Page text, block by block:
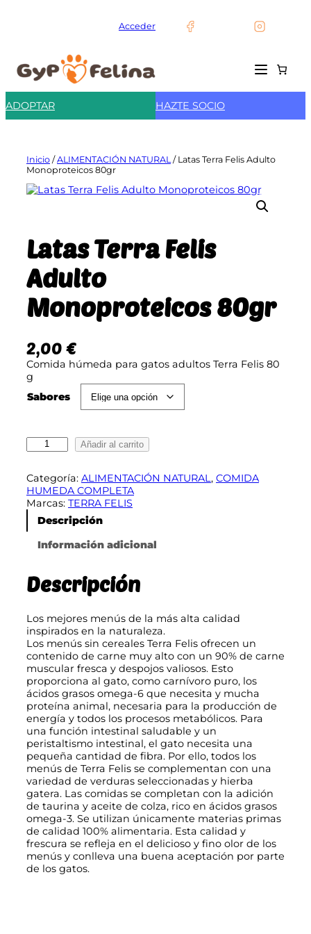
Acceder
ADOPTAR HAZTE SOCIO
Inicio /ALIMENTACIÓN NATURAL / Latas Terra Felis Adulto
Monoproteicos 80gr
Latas Terra Felis
Adulto
Monoproteicos 80gr
2,00 €
Comida húmeda para gatos adultos Terra Felis 80
g
Sabores
a
a
s
T
r
e
l
s
A
d
u
l
t
o
M
o
n
o
p
r
o
t
e
i
c
o
s
8
Añadir al carrito
Categoría: ALIMENTACIÓN NATURAL , COMIDA
HUMEDA COMPLETA
Marcas: TERRA FELIS
Descripción
Información adicional
Descripción
Los mejores menús de la más alta calidad
inspirados en la naturaleza.
Los menús sin cereales Terra Felis ofrecen un
contenido de carne muy alto con un 90% de carne
muscular fresca y despojos valiosos. Esto
proporciona al gato, como carnívoro puro, los
ácidos grasos omega-6 que necesita y mucha
proteína animal, necesaria para la producción de
energía y todos los procesos metabólicos. Para
una función intestinal saludable y un
peristaltismo intestinal, el gato necesita una
pequeña cantidad de fibra. Por ello, todos los
menús de Terra Felis se complementan con una
variedad de verduras seleccionadas y hierba
gatera. Las comidas se completan con la adición
de taurina y aceite de colza, rico en ácidos grasos
omega-3. Se utilizan únicamente materias primas
de calidad 100% alimentaria. Esta calidad y
frescura se refleja en el delicioso y fino olor de los
menús y conlleva una buena aceptación por parte
de los gatos.